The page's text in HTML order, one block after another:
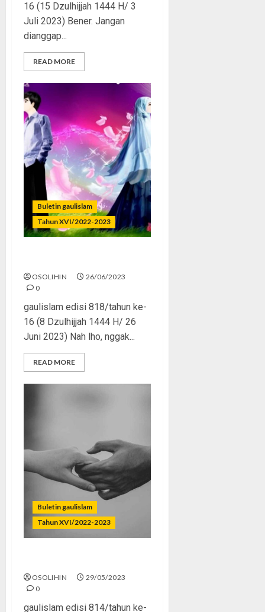
16 (15 Dzulhijjah 1444 H/ 3
Juli 2023) Bener. Jangan
dianggap...
READ MORE
Buletin gaulislam
Tahun XVI/2022-2023
OSOLIHIN
26/06/2023
0
gaulislam edisi 818/tahun ke-
16 (8 Dzulhijjah 1444 H/ 26
Juni 2023) Nah lho, nggak...
READ MORE
Buletin gaulislam
Tahun XVI/2022-2023
OSOLIHIN
29/05/2023
0
gaulislam edisi 814/tahun ke-